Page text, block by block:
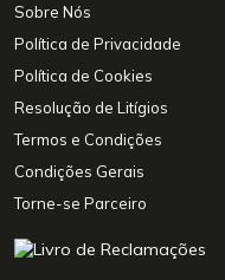
Sobre Nós
Política de Privacidade
Política de Cookies
Resolução de Litígios
Termos e Condições
Condições Gerais
Torne-se Parceiro